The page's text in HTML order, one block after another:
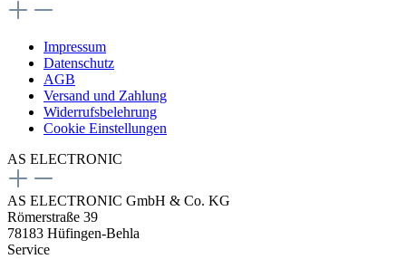
Impressum
Datenschutz
AGB
Versand und Zahlung
Widerrufsbelehrung
Cookie Einstellungen
AS ELECTRONIC
AS ELECTRONIC GmbH & Co. KG
Römerstraße 39
78183 Hüfingen-Behla
Service